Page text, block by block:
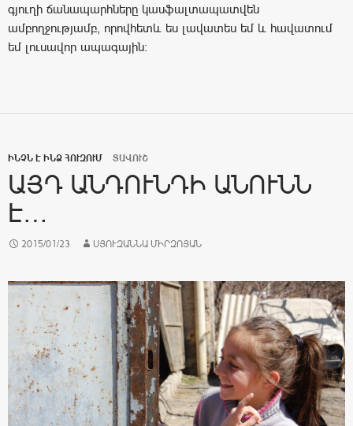
գյուղի ճանապարհները կասֆալտապատվեն
ամբողջությամբ, որովհետև ես լավատես եմ և հավատում
եմ լուսավոր ապագային:
ԻՆՉՆ Է ԻՆՁ ՀՈՒԶՈՒՄ ՏԱՎՈՒՇ
ԱՅԴ ԱՆԴՈՒՆԴԻ ԱՆՈՒՆՆ
Է…
2015/01/23 ՍՅՈՒԶԱՆՆԱ ՄԻՐԶՈՅԱՆ